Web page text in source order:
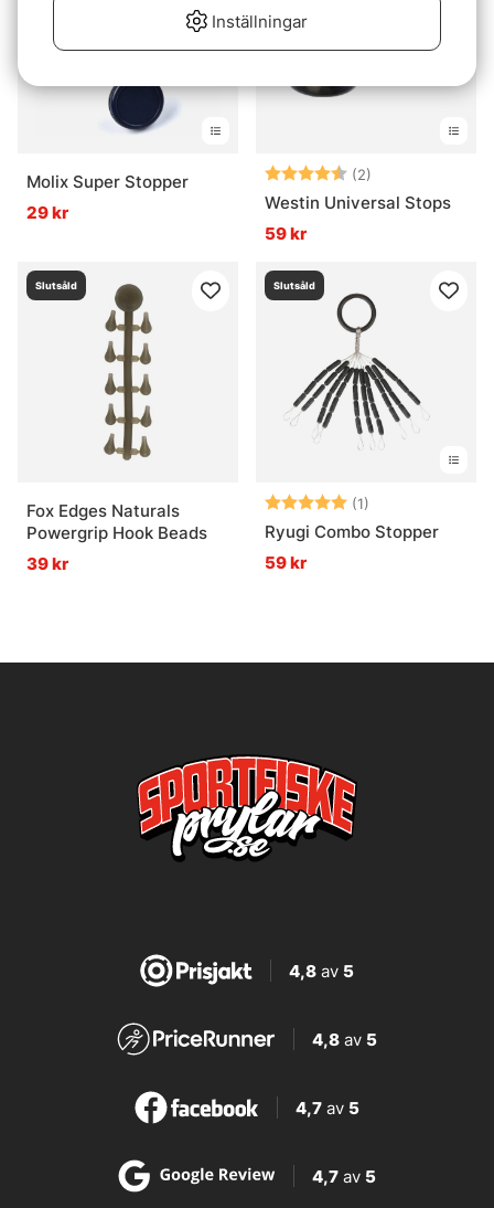
Molix Super Stopper
29 kr
Betyg: (2)
Westin Universal Stops
59 kr
Slutsåld
Fox Edges Naturals
Powergrip Hook Beads
39 kr
Slutsåld
Betyg: (1)
Ryugi Combo Stopper
59 kr
4,8av 5
4,8 av 5
4,7 av 5
4,7 av 5
Inställningar